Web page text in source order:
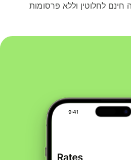
לחלוטין וללא פרסומות